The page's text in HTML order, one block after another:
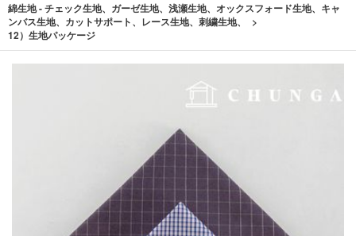
綿生地 - チェック生地、ガーゼ生地、浅瀬生地、オックスフォード生地、キャ
ンバス生地、カットサポート、レース生地、刺繍生地、
12）生地パッケージ